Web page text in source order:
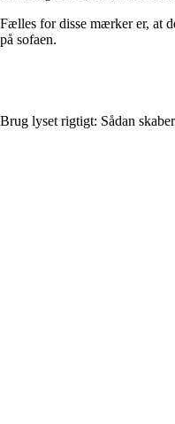
Fælles for disse mærker er, at
på sofaen.
Brug lyset rigtigt: Sådan